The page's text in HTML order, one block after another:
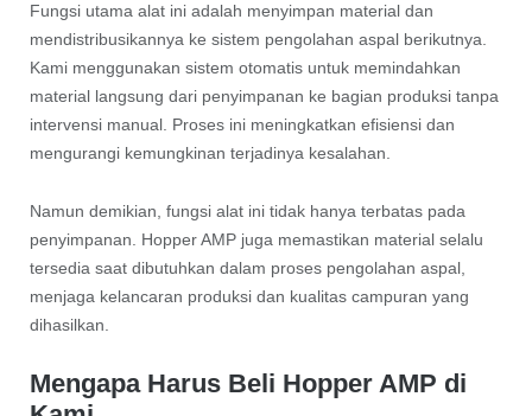
Fungsi utama alat ini adalah menyimpan material dan
mendistribusikannya ke sistem pengolahan aspal berikutnya.
Kami menggunakan sistem otomatis untuk memindahkan
material langsung dari penyimpanan ke bagian produksi tanpa
intervensi manual. Proses ini meningkatkan efisiensi dan
mengurangi kemungkinan terjadinya kesalahan.
Namun demikian, fungsi alat ini tidak hanya terbatas pada
penyimpanan. Hopper AMP juga memastikan material selalu
tersedia saat dibutuhkan dalam proses pengolahan aspal,
menjaga kelancaran produksi dan kualitas campuran yang
dihasilkan.
Mengapa Harus Beli Hopper AMP di